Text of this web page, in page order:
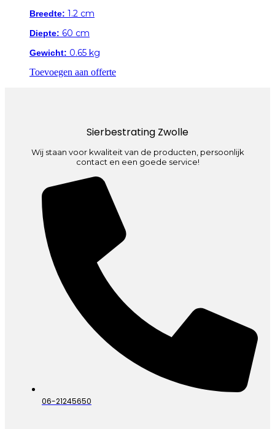
Breedte: 1.2 cm
Diepte: 60 cm
Gewicht: 0.65 kg
Toevoegen aan offerte
Sierbestrating Zwolle
Wij staan voor kwaliteit van de producten, persoonlijk
contact en een goede service!
06-21245650